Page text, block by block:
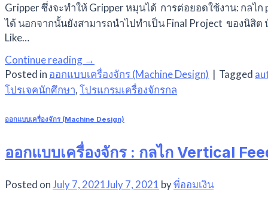
Gripper ซึ่งจะทำให้ Gripper หมุนได้ การต่อยอดใช้งาน: กลไ
ได้ นอกจากนั้นยังสามารถนำไปทำเป็น Final Project ของนิสิ
Like…
Continue reading →
Posted in ออกแบบเครื่องจักร (Machine Design) | Tagged
โปรเจคนักศึกษา,โปรแกรมเครื่องจักรกล
ออกแบบเครื่องจักร (Machine Design)
ออกแบบเครื่องจักร : กลไก Vertical
Posted onJuly 7, 2021July 7, 2021 byพี่ออมเงิน